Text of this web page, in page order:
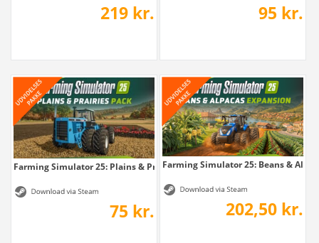
219 kr. 95 kr.
Farming Simulator 25: Plains & Prairies Pack
75 kr.
Farming Simulator 25: Beans &
202,50 kr.